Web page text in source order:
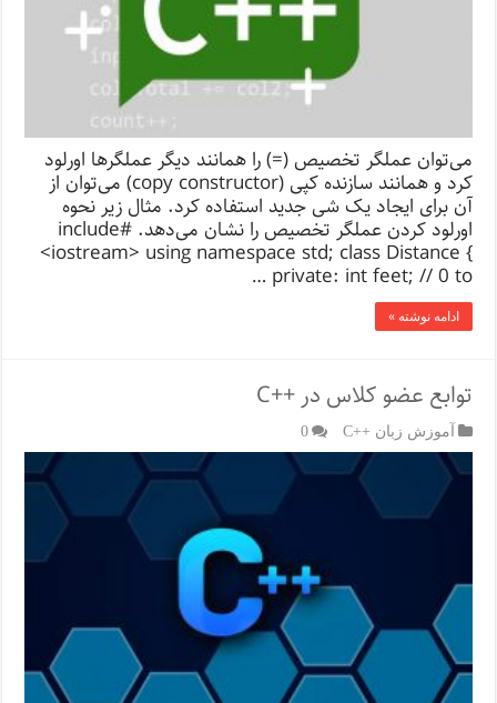
می‌توان عملگر تخصیص (=) را همانند دیگر عملگرها اورلود
کرد و همانند سازنده کپی (copy constructor) می‌توان از
آن برای ایجاد یک شی جدید استفاده کرد. مثال زیر نحوه
اورلود کردن عملگر تخصیص را نشان می‌دهد. #include
<iostream> using namespace std; class Distance {
private: int feet; // 0 to …
ادامه نوشته »
توابع عضو کلاس در ++C
آموزش زبان ++C 0